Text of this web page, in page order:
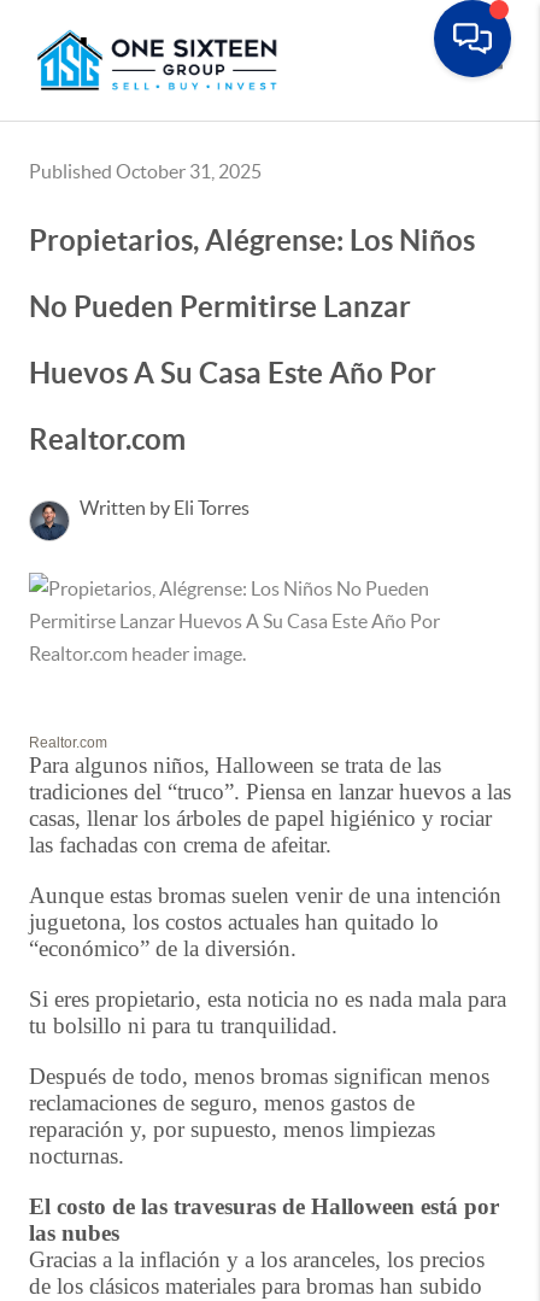
Published October 31, 2025
Propietarios, Alégrense: Los Niños
No Pueden Permitirse Lanzar
Huevos A Su Casa Este Año Por
Realtor.com
Written by Eli Torres
Realtor.com
Para algunos niños, Halloween se trata de las
tradiciones del “truco”. Piensa en lanzar huevos a las
casas, llenar los árboles de papel higiénico y rociar
las fachadas con crema de afeitar.
Aunque estas bromas suelen venir de una intención
juguetona, los costos actuales han quitado lo
“económico” de la diversión.
Si eres propietario, esta noticia no es nada mala para
tu bolsillo ni para tu tranquilidad.
Después de todo, menos bromas significan menos
reclamaciones de seguro, menos gastos de
reparación y, por supuesto, menos limpiezas
nocturnas.
El costo de las travesuras de Halloween está por
las nubes
Gracias a la inflación y a los aranceles, los precios
de los clásicos materiales para bromas han subido